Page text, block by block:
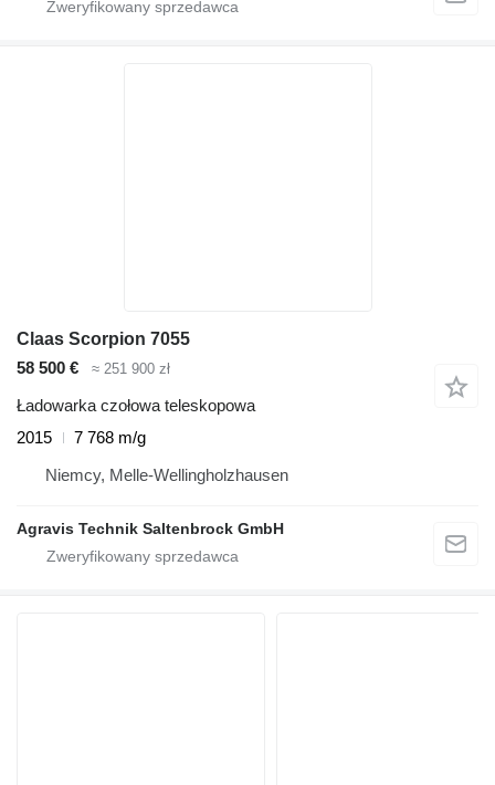
Claas Scorpion 7055
58 500 €
≈ 251 900 zł
Ładowarka czołowa teleskopowa
2015
7 768 m/g
Niemcy, Melle-Wellingholzhausen
Agravis Technik Saltenbrock GmbH